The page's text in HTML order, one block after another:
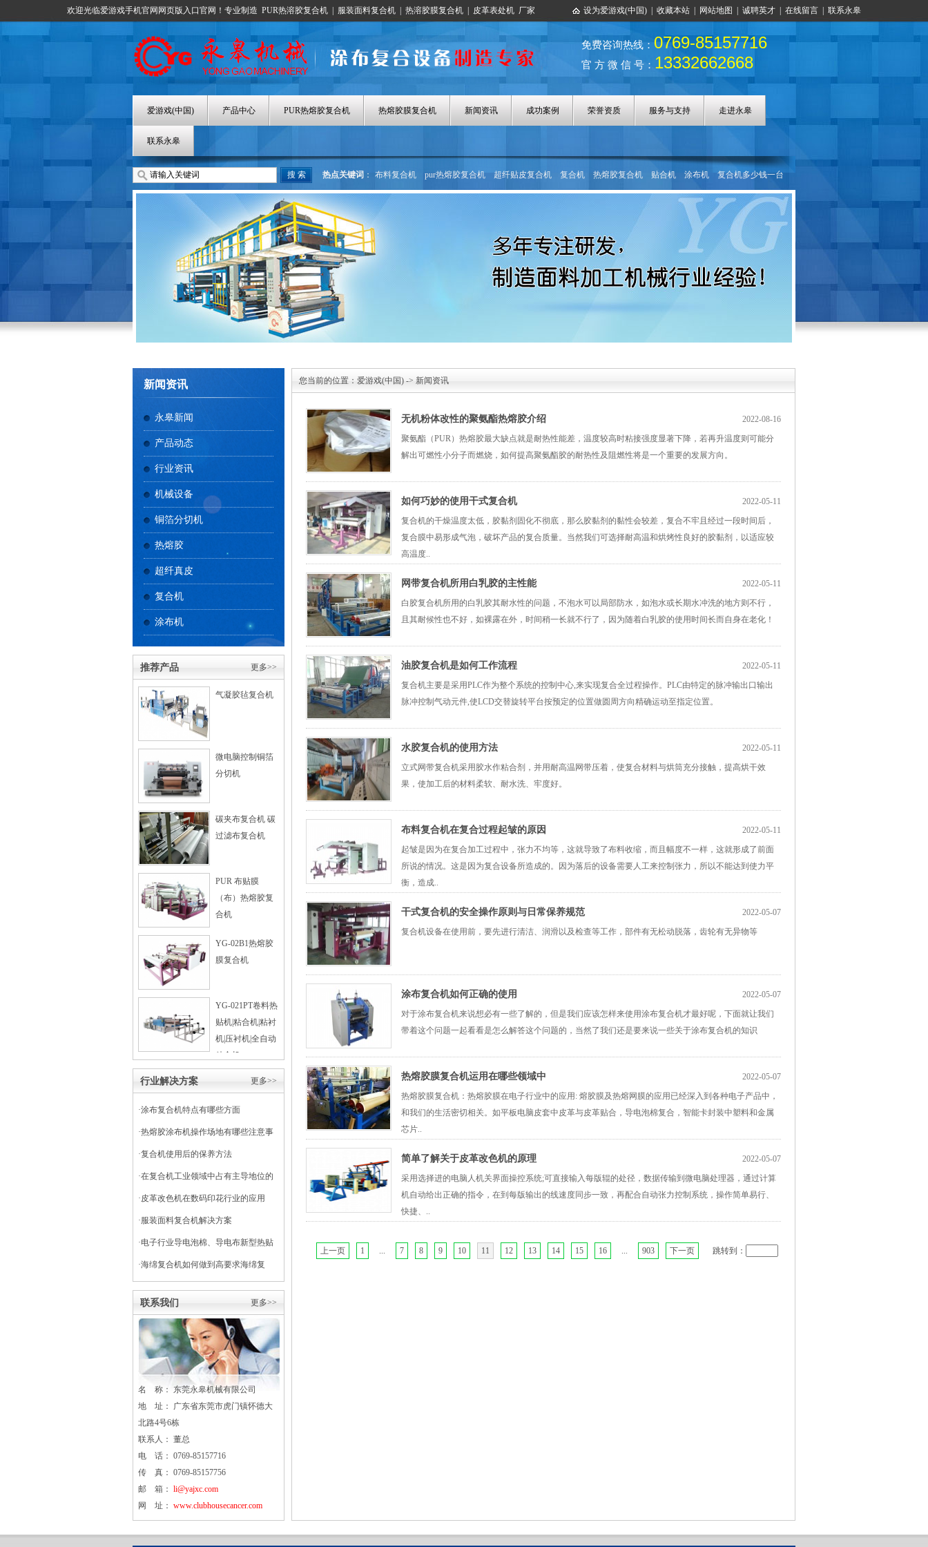
欢迎光临爱游戏手机官网网页版入口官网！专业制造 PUR热溶胶复合机 服装面料复合机 热溶胶膜复合机 皮革表处机 厂家 设为爱游戏(中国) 收藏本站 网站地图 诚聘英才 在线留言 联系永皋
免费咨询热线： 0769-85157716
官 方 微 信 号： 13332662668
爱游戏(中国) 产品中心 PUR热熔胶复合机 热熔胶膜复合机 新闻资讯 成功案例 荣誉资质 服务与支持 走进永皋
联系永皋
热点关键词 ： 布料复合机 pur热熔胶复合机 超纤贴皮复合机 复合机 热熔胶复合机 贴合机 涂布机
复合机多少钱一台
热熔胶涂布机
热熔胶膜复合机
新闻资讯
永皋新闻
产品动态
行业资讯
机械设备
铜箔分切机
热熔胶
超纤真皮
复合机
涂布机
更多>>
推荐产品
气凝胶毡复合机
微电脑控制铜箔
分切机
碳夹布复合机 碳
过滤布复合机
PUR 布贴膜
（布）热熔胶复
合机
YG-02B1热熔胶
膜复合机
YG-021PT卷料热
贴机|粘合机|粘衬
机|压衬机|全自动
粘合机
更多>>
行业解决方案
·涂布复合机特点有哪些方面
·热熔胶涂布机操作场地有哪些注意事
项
·复合机使用后的保养方法
·在复合机工业领域中占有主导地位的
干式复合机
·皮革改色机在数码印花行业的应用
·服装面料复合机解决方案
·电子行业导电泡棉、导电布新型热贴
复合
·海绵复合机如何做到高要求海绵复
更多>>
联系我们
名 称： 东莞永皋机械有限公司
地 址： 广东省东莞市虎门镇怀德大
北路4号6栋
联系人： 董总
电 话： 0769-85157716
传 真： 0769-85157756
邮 箱： li@yajxc.com
网 址： www.clubhousecancer.com
您当前的位置： 爱游戏(中国) -> 新闻资讯
2022-08-16
无机粉体改性的聚氨酯热熔胶介绍
聚氨酯（PUR）热熔胶最大缺点就是耐热性能差，温度较高时粘接强度显著下降，若再升温度则可能分
解出可燃性小分子而燃烧，如何提高聚氨酯胶的耐热性及阻燃性将是一个重要的发展方向。
2022-05-11
如何巧妙的使用干式复合机
复合机​的干燥温度太低，胶黏剂固化不彻底，那么胶黏剂的黏性会较差，复合不牢且经过一段时间后，
复合膜中易形成气泡，破坏产品的复合质量。当然我们可选择耐高温和烘烤性良好的胶黏剂，以适应较
高温度..
2022-05-11
网带复合机所用白乳胶的主性能
白胶复合机所用的白乳胶其耐水性的问题，不泡水可以局部防水，如泡水或长期水冲洗的地方则不行，
且其耐候性也不好，如裸露在外，时间稍一长就不行了，因为随着白乳胶的使用时间长而自身在老化！
2022-05-11
油胶复合机是如何工作流程
复合机主要是采用PLC作为整个系统的控制中心,来实现复合全过程操作。PLC由特定的脉冲输出口输出
脉冲控制气动元件,使LCD交替旋转平台按预定的位置做圆周方向精确运动至指定位置。
2022-05-11
水胶复合机的使用方法
立式网带复合机采用胶水作粘合剂，并用耐高温网带压着，使复合材料与烘筒充分接触，提高烘干效
果，使加工后的材料柔软、耐水洗、牢度好。
2022-05-11
布料复合机在复合过程起皱的原因
起皱是因为在复合加工过程中，张力不均等，这就导致了布料收缩，而且幅度不一样，这就形成了前面
所说的情况。这是因为复合设备所造成的。因为落后的设备需要人工来控制张力，所以不能达到使力平
衡，造成..
2022-05-07
干式复合机的安全操作原则与日常保养规范
复合机设备在使用前，要先进行清洁、润滑以及检查等工作，部件有无松动脱落，齿轮有无异物等
2022-05-07
涂布复合机如何正确的使用
对于涂布复合机来说想必有一些了解的，但是我们应该怎样来使用涂布复合机才最好呢，下面就让我们
带着这个问题一起看看是怎么解答这个问题的，当然了我们还是要来说一些关于涂布复合机的知识
2022-05-07
热熔胶膜复合机运用在哪些领域中
热熔胶膜复合机：热熔胶膜在电子行业中的应用: 熔胶膜及热熔网膜的应用已经深入到各种电子产品中，
和我们的生活密切相关。如平板电脑皮套中皮革与皮革贴合，导电泡棉复合，智能卡封装中塑料和金属
芯片..
2022-05-07
简单了解关于皮革改色机的原理
采用选择进的电脑人机关界面操控系统;可直接输入每版辊的处径，数据传输到微电脑处理器，通过计算
机自动给出正确的指令，在到每版输出的线速度同步一致，再配合自动张力控制系统，操作简单易行、
快捷、..
上一页 1 ... 7 8 9 10 11 12 13 14 15 16 ... 903 下一页 跳转到：